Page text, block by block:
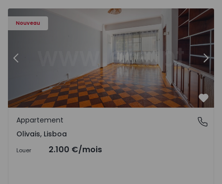
Nouveau
Appartement T5 Lisboa, Olivais - 1575717 - 6
Précédent
Olivais, Lisboa
Appartement
Olivais, Lisboa
Louer 2.100 €/mois